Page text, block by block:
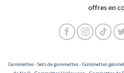
offres en
Gommettes-Sets de gommettes-Gommettes